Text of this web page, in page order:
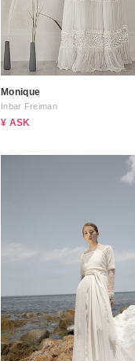
すべてのアイテム
ムービーショップ一覧
Monique
Inbar Freiman
¥ ASK